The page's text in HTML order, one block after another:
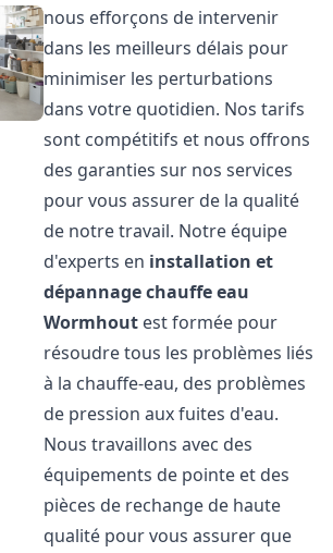
nous efforçons de intervenir
dans les meilleurs délais pour
minimiser les perturbations
dans votre quotidien. Nos tarifs
sont compétitifs et nous offrons
des garanties sur nos services
pour vous assurer de la qualité
de notre travail. Notre équipe
d'experts en installation et
dépannage chauffe eau
Wormhout est formée pour
résoudre tous les problèmes liés
à la chauffe-eau, des problèmes
de pression aux fuites d'eau.
Nous travaillons avec des
équipements de pointe et des
pièces de rechange de haute
qualité pour vous assurer que